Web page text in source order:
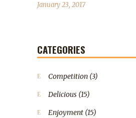
January 23, 2017
CATEGORIES
Competition (3)
Delicious (15)
Enjoyment (15)